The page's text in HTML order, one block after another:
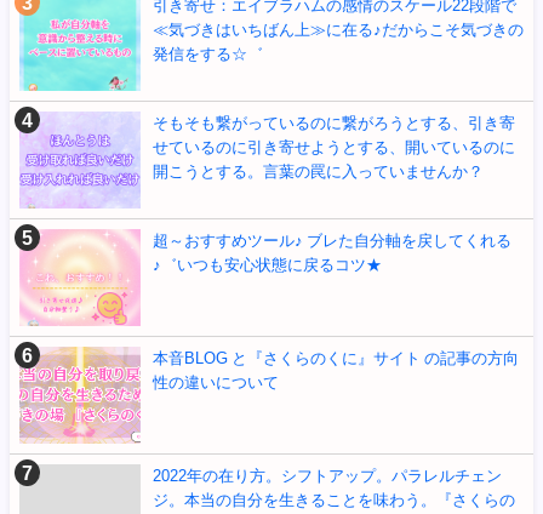
引き寄せ：エイブラハムの感情のスケール22段階で
≪気づきはいちばん上≫に在る♪だからこそ気づきの
発信をする☆゛
そもそも繋がっているのに繋がろうとする、引き寄
せているのに引き寄せようとする、開いているのに
開こうとする。言葉の罠に入っていませんか？
超～おすすめツール♪ ブレた自分軸を戻してくれる
♪゛いつも安心状態に戻るコツ★
本音BLOG と『さくらのくに』サイト の記事の方向
性の違いについて
2022年の在り方。シフトアップ。パラレルチェン
ジ。本当の自分を生きることを味わう。『さくらの